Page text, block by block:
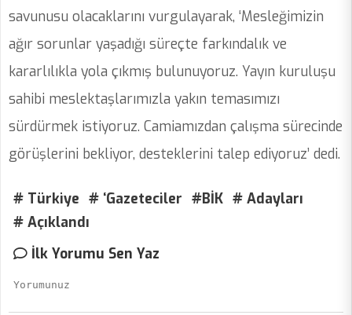
savunusu olacaklarını vurgulayarak, ‘Mesleğimizin
ağır sorunlar yaşadığı süreçte farkındalık ve
kararlılıkla yola çıkmış bulunuyoruz. Yayın kuruluşu
sahibi meslektaşlarımızla yakın temasımızı
sürdürmek istiyoruz. Camiamızdan çalışma sürecinde
görüşlerini bekliyor, desteklerini talep ediyoruz’ dedi.
# Türkiye # ‘Gazeteciler #BİK # Adayları
# Açıklandı
İlk Yorumu Sen Yaz